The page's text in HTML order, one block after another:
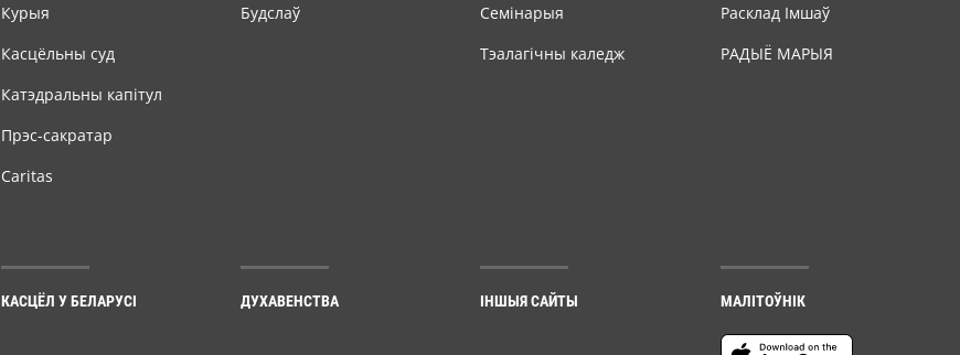
Курыя
Касцёльны суд
Катэдральны капітул
Прэс-сакратар
Caritas
Будслаў
Семiнарыя
Тэалагічны каледж
Расклад Імшаў
РАДЫЁ МАРЫЯ
КАСЦЁЛ У БЕЛАРУСІ ДУХАВЕНСТВА ІНШЫЯ САЙТЫ МАЛІТОЎНІК